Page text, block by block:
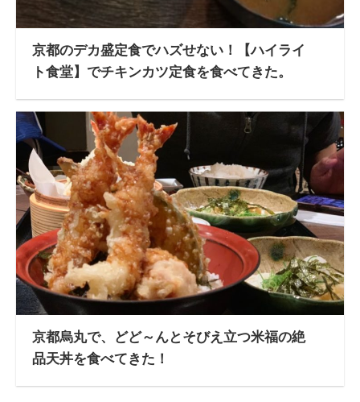
京都のデカ盛定食でハズせない！【ハイライ
ト食堂】でチキンカツ定食を食べてきた。
京都烏丸で、どど～んとそびえ立つ米福の絶
品天丼を食べてきた！